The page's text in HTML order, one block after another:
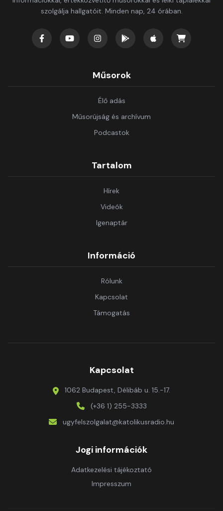
szolgálja hallgatóit. Minden nap, 24 órában.
Műsorok
Élő adás
Műsorújság és archívum
Podcastok
Tartalom
Hírek
Videók
Igenaptár
Információ
Rólunk
Kapcsolat
Támogatás
Kapcsolat
1062 Budapest, Délibáb u. 15.-17.
(+36 1) 255-3333
ugyfelszolgalat@katolikusradio.hu
Jogi információk
Adatkezelési tájékoztató
Impresszum